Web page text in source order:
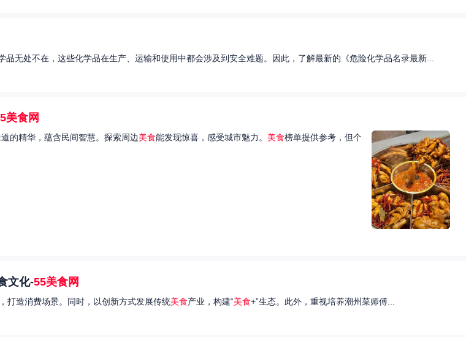
无处不在，这些化学品在生产、运输和使用中都会涉及到安全难题。因此，了解最新的《危险化学品名录最新...
美食网
的精华，蕴含民间智慧。探索周边美食能发现惊喜，感受城市魅力。 美食榜单提供参考，但个
文化-55美食网
打造消费场景。同时，以创新方式发展传统美食产业，构建“美食+”生态。此外，重视培养潮州菜师傅...